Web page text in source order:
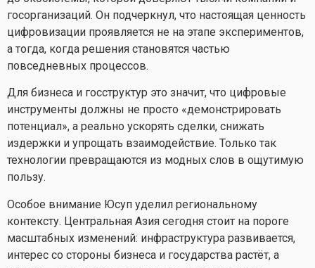
госорганизаций. Он подчеркнул, что настоящая ценность
цифровизации проявляется не на этапе экспериментов,
а тогда, когда решения становятся частью
повседневных процессов.
Для бизнеса и госструктур это значит, что цифровые
инструменты должны не просто «демонстрировать
потенциал», а реально ускорять сделки, снижать
издержки и упрощать взаимодействие. Только так
технологии превращаются из модных слов в ощутимую
пользу.
Особое внимание Юсуп уделил региональному
контексту. Центральная Азия сегодня стоит на пороге
масштабных изменений: инфраструктура развивается,
интерес со стороны бизнеса и государства растёт, а